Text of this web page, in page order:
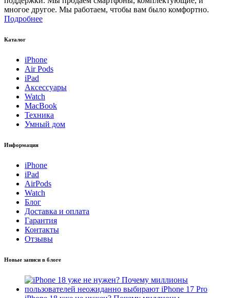
многое другое. Мы работаем, чтобы вам было комфортно.
Подробнее
Каталог
iPhone
Air Pods
iPad
Аксессуары
Watch
MacBook
Техника
Умный дом
Информация
iPhone
iPad
AirPods
Watch
Блог
Доставка и оплата
Гарантия
Контакты
Отзывы
Новые записи в блоге